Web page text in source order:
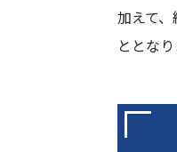
加えて
ととなり